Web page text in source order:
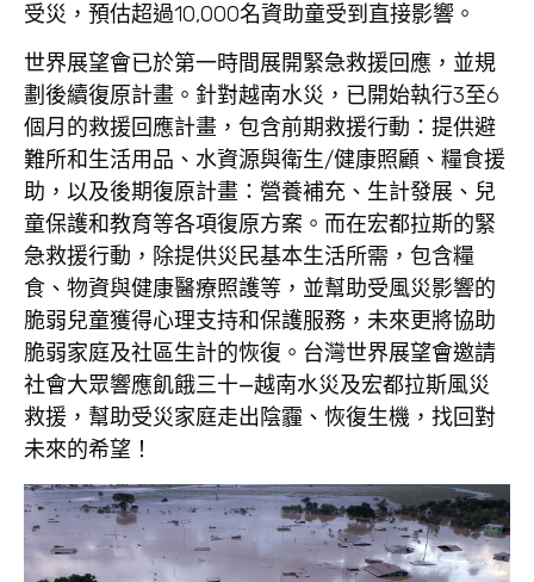
受災，預估超過10,000名資助童受到直接影響。
世界展望會已於第一時間展開緊急救援回應，並規
劃後續復原計畫。針對越南水災，已開始執行3至6
個月的救援回應計畫，包含前期救援行動：提供避
難所和生活用品、水資源與衛生/健康照顧、糧食援
助，以及後期復原計畫：營養補充、生計發展、兒
童保護和教育等各項復原方案。而在宏都拉斯的緊
急救援行動，除提供災民基本生活所需，包含糧
食、物資與健康醫療照護等，並幫助受風災影響的
脆弱兒童獲得心理支持和保護服務，未來更將協助
脆弱家庭及社區生計的恢復。台灣世界展望會邀請
社會大眾響應飢餓三十—越南水災及宏都拉斯風災
救援 ，幫助受災家庭走出陰霾、恢復生機，找回對
未來的希望！